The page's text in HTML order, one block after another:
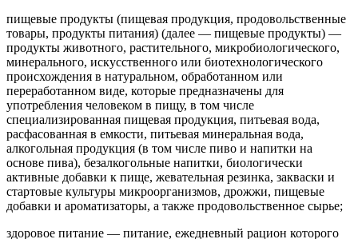
пищевые продукты (пищевая продукция, продовольственные
товары, продукты питания) (далее — пищевые продукты) —
продукты животного, растительного, микробиологического,
минерального, искусственного или биотехнологического
происхождения в натуральном, обработанном или
переработанном виде, которые предназначены для
употребления человеком в пищу, в том числе
специализированная пищевая продукция, питьевая вода,
расфасованная в емкости, питьевая минеральная вода,
алкогольная продукция (в том числе пиво и напитки на
основе пива), безалкогольные напитки, биологически
активные добавки к пище, жевательная резинка, закваски и
стартовые культуры микроорганизмов, дрожжи, пищевые
добавки и ароматизаторы, а также продовольственное сырье;
здоровое питание — питание, ежедневный рацион которого